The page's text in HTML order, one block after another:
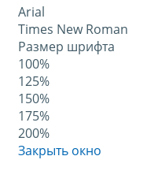
Arial
Times New Roman
Размер шрифта
100%
125%
150%
175%
200%
Закрыть окно